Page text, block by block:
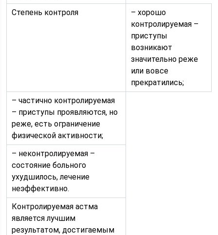
Степень контроля
– хорошо
контролируемая –
приступы
возникают
значительно реже
или вовсе
прекратились;
– частично контролируемая
– приступы проявляются, но
реже, есть ограничение
физической активности;
– неконтролируемая –
состояние больного
ухудшилось, лечение
неэффективно.
Контролируемая астма
является лучшим
результатом, достигаемым